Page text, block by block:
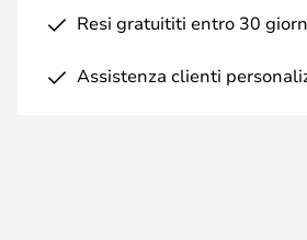
Resi gratuititi entro 30
Assistenza clienti